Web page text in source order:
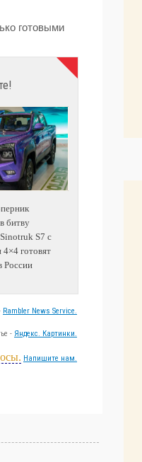
готовыми
битву
S7 с
4×4 готовят
России
Rambler News Service.
- Яндекс. Картинки.
Напишите нам.